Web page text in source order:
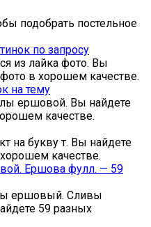
подобрать постельное
по запросу
из лайка фото. Вы
в хорошем качестве.
на тему
ершовой. Вы найдете
качестве.
на букву т. Вы найдете
качестве.
Ершова фулл. — 59
ершовый. Сливы
59 разных